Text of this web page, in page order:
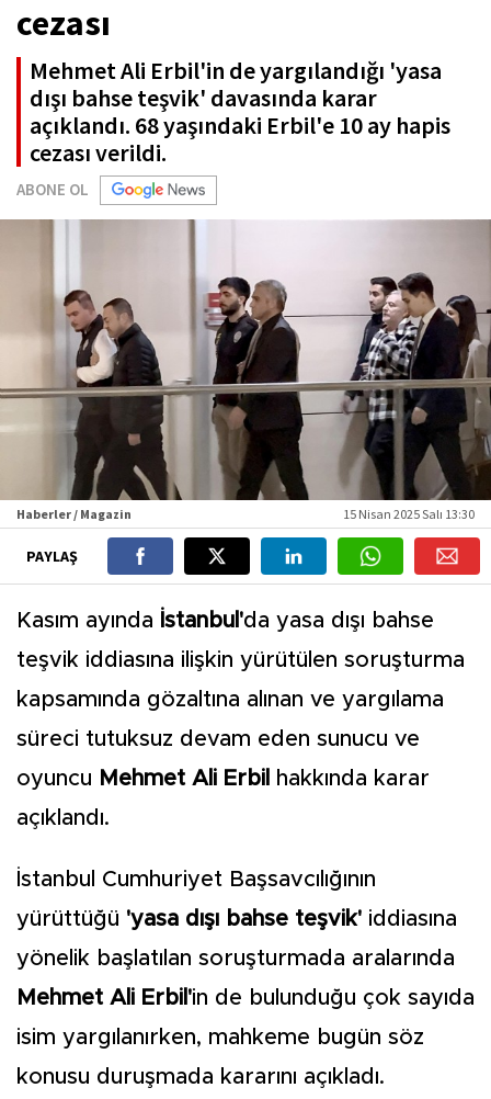
cezası
Mehmet Ali Erbil'in de yargılandığı 'yasa
dışı bahse teşvik' davasında karar
açıklandı. 68 yaşındaki Erbil'e 10 ay hapis
cezası verildi.
ABONE OL
Haberler / Magazin 15 Nisan 2025 Salı 13:30
PAYLAŞ
Kasım ayında İstanbul'da yasa dışı bahse
teşvik iddiasına ilişkin yürütülen soruşturma
kapsamında gözaltına alınan ve yargılama
süreci tutuksuz devam eden sunucu ve
oyuncu Mehmet Ali Erbil
hakkında karar
açıklandı.
İstanbul Cumhuriyet Başsavcılığının
yürüttüğü 'yasa dışı bahse teşvik' iddiasına
yönelik başlatılan soruşturmada aralarında
Mehmet Ali Erbil'in de bulunduğu çok sayıda
isim yargılanırken, mahkeme bugün söz
konusu duruşmada kararını açıkladı.